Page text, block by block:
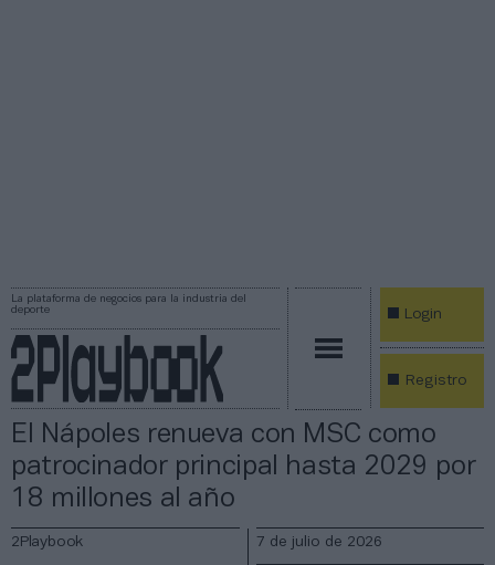
La plataforma de negocios para la industria del
deporte
Login
Registro
El Nápoles renueva con MSC como
patrocinador principal hasta 2029 por
18 millones al año
2Playbook 7 de julio de 2026